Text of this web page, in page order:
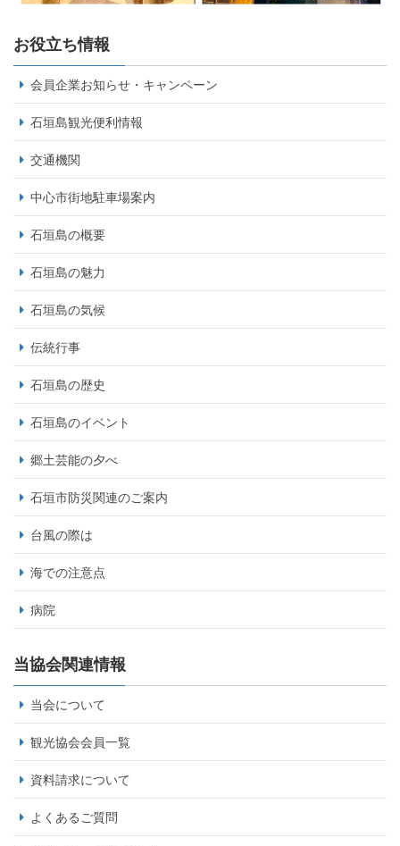
お役立ち情報
会員企業お知らせ・キャンペーン
石垣島観光便利情報
交通機関
中心市街地駐車場案内
石垣島の概要
石垣島の魅力
石垣島の気候
伝統行事
石垣島の歴史
石垣島のイベント
郷土芸能の夕べ
石垣市防災関連のご案内
台風の際は
海での注意点
病院
当協会関連情報
当会について
観光協会会員一覧
資料請求について
よくあるご質問